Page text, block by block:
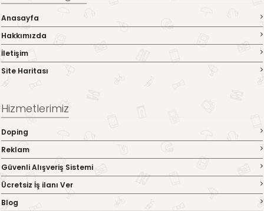
Anasayfa
Hakkımızda
İletişim
Site Haritası
Hizmetlerimiz
Doping
Reklam
Güvenli Alışveriş Sistemi
Ücretsiz İş ilanı Ver
Blog